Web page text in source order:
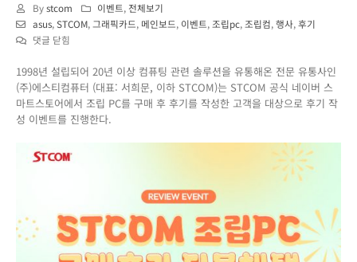
Bystcom 이벤트, 전체보기
asus,STCOM,그래픽카드, 메인보드, 이벤트, 조립pc, 조립컴,행사,후기
STCOM
이
버
스
토
조
립
고
댓글 닫힘
1998년 설립되어 20년 이상 컴퓨팅 관련 솔루션을 유통해온 전문 유통사인
(주)에스티컴퓨터 (대표: 서희문, 이하 STCOM)는 STCOM 공식 네이버 스
마트스토어에서 조립 PC를 구매 후 후기를 작성한 고객을 대상으로 후기 작
성 이벤트를 진행한다.